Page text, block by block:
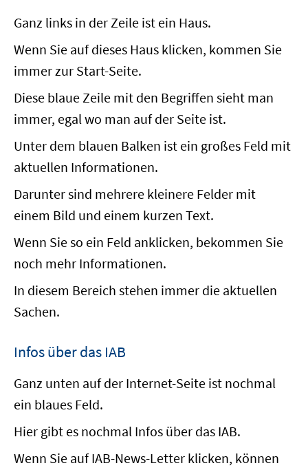
Ganz links in der Zeile ist ein Haus.
Wenn Sie auf dieses Haus klicken, kommen Sie
immer zur Start-Seite.
Diese blaue Zeile mit den Begriffen sieht man
immer, egal wo man auf der Seite ist.
Unter dem blauen Balken ist ein großes Feld mit
aktuellen Informationen.
Darunter sind mehrere kleinere Felder mit
einem Bild und einem kurzen Text.
Wenn Sie so ein Feld anklicken, bekommen Sie
noch mehr Informationen.
In diesem Bereich stehen immer die aktuellen
Sachen.
Infos über das IAB
Ganz unten auf der Internet-Seite ist nochmal
ein blaues Feld.
Hier gibt es nochmal Infos über das IAB.
Wenn Sie auf IAB-News-Letter klicken, können